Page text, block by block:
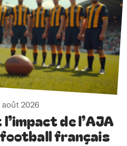
août 2026
de l’AJA
français